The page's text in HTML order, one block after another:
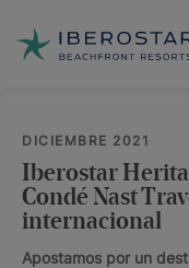
DICIEMBRE 2021
Iberostar
Condé Nast
internacional
Apostamos por un